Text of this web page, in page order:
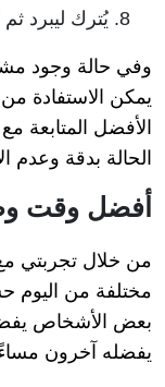
يُترك ليبرد
وفي حالة وجود
يمكن الاستفادة
الأفضل
الحالة بدقة وعدم
أفضل وقت
من خلال تجربتي
مختلفة من اليوم
بعض الأشخاص
يفضله آخرون